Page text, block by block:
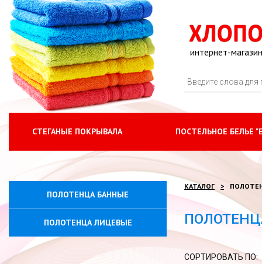
интернет-
СТЕГАНЫЕ ПОКРЫВАЛА ПОСТЕЛЬНОЕ БЕЛЬЕ
ПОЛОТЕНЦА БАННЫЕ
ПОЛОТЕНЦА ЛИЦЕВЫЕ
КАТАЛОГ
СОРТИРОВАТЬ ПО: